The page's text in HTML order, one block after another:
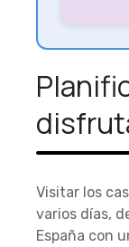
Visitar los
varios días,
España con